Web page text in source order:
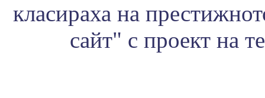
класираха на
сайт" с проект на